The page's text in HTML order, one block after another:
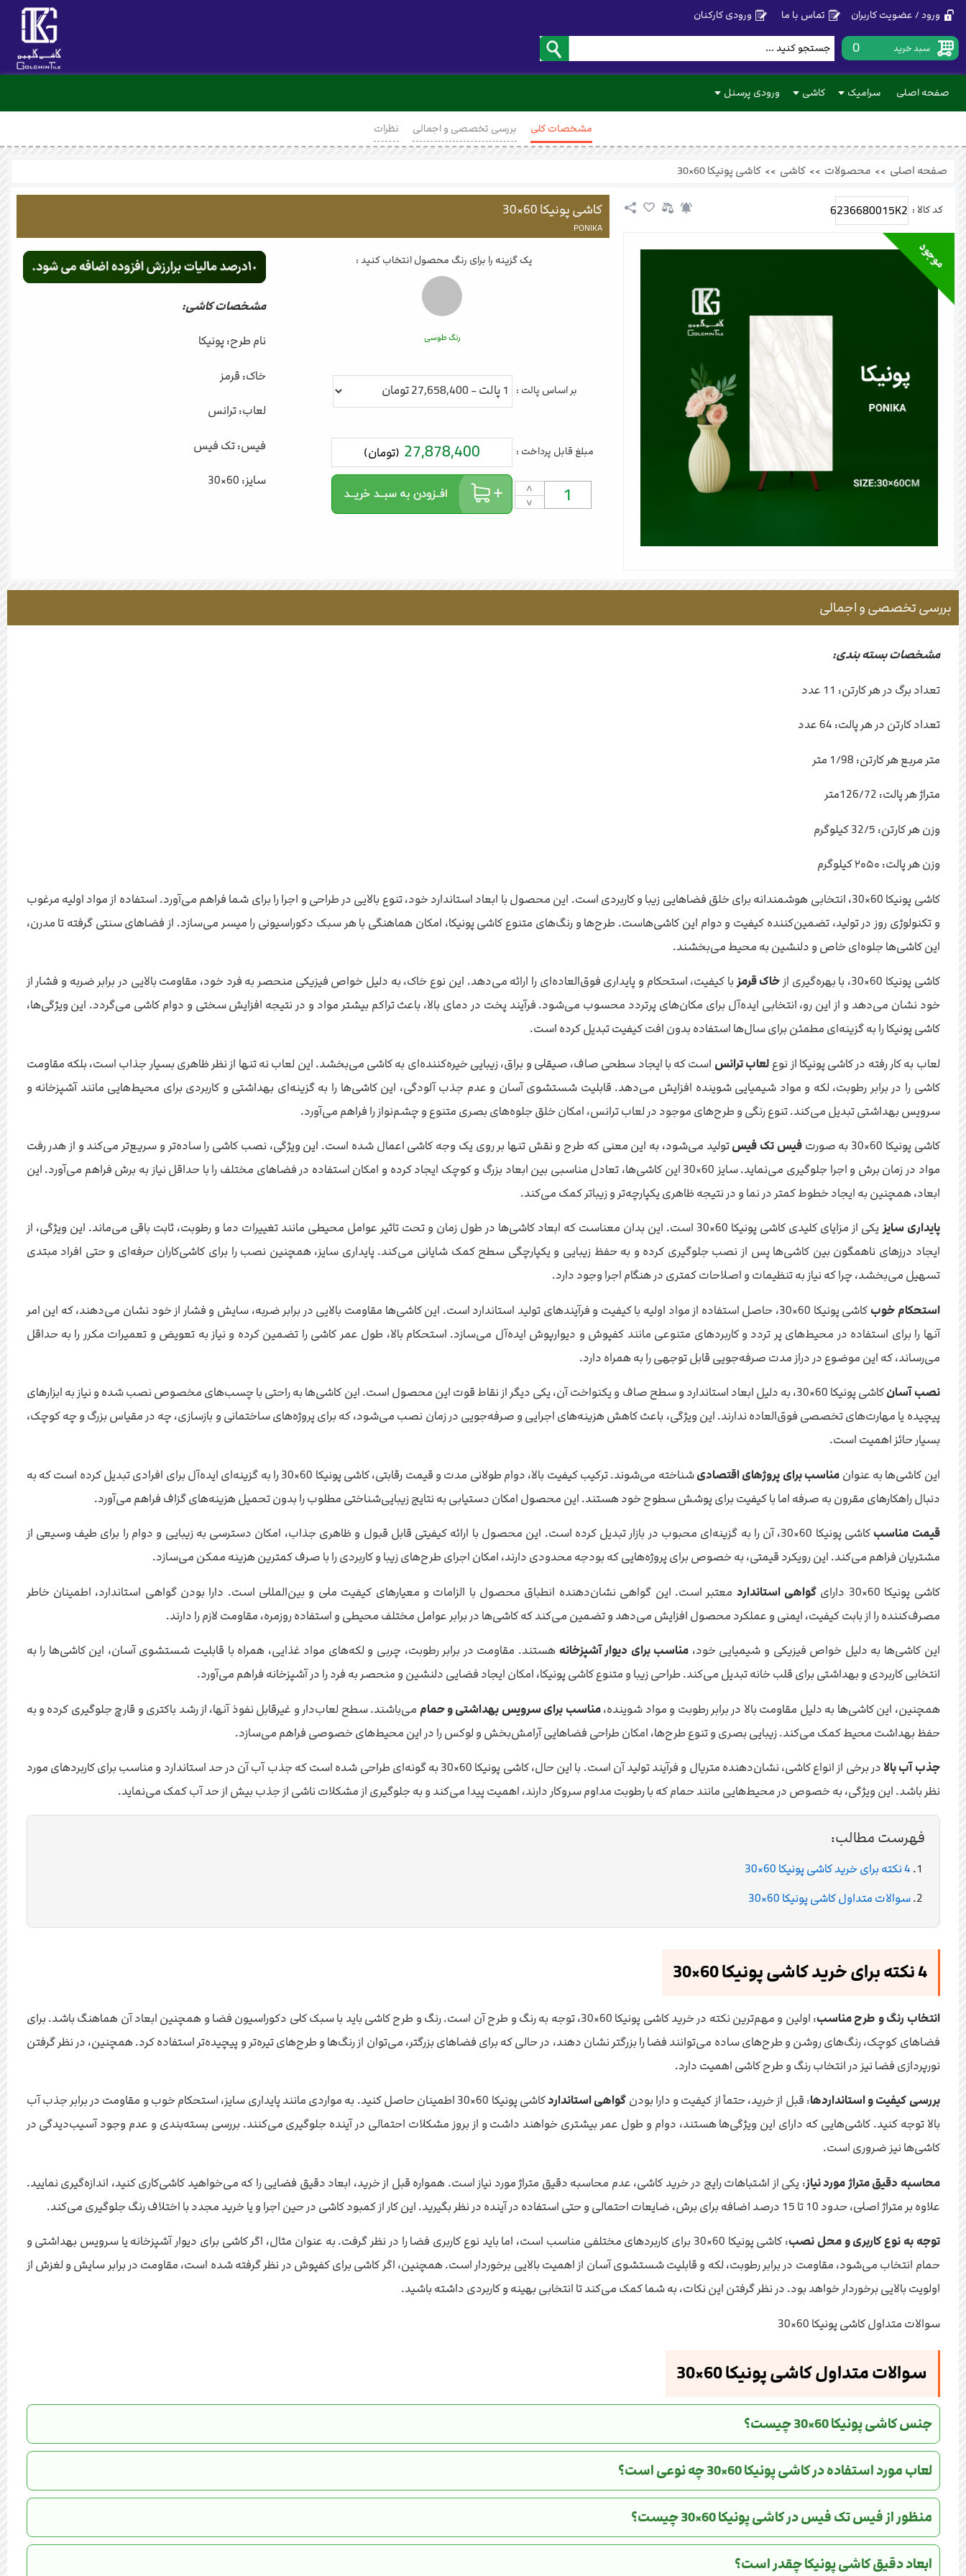
ورود / عضویت کاربران تماس با ما ورودی کارکنان
سبد خرید 0
صفحه اصلی سرامیک کاشی ورودی پرسنل
مشخصات کلی بررسی تخصصی و اجمالی نظرات
صفحه اصلی >> محصولات >> کاشی >> کاشی پونیکا 60×30
کد کالا : 6236680015K2 کاشی پونیکا 60×30
PONIKA
یک گزینه را برای رنگ محصول انتخاب کنید :
رنگ طوسی
بر اساس پالت :
مبلغ قابل پرداخت : 27,878,400 (تومان)
˄
˅
مشخصات کاشی:
نام طرح: پونیکا
خاک: قرمز
لعاب: ترانس
فیس: تک فیس
سایز: 60×30
بررسی تخصصی و اجمالی
مشخصات بسته بندی:
تعداد برگ در هر کارتن: 11 عدد
تعداد کارتن در هر پالت: 64 عدد
متر مربع هر کارتن: 1/98 متر
متراژ هر پالت: 126/72متر
وزن هر کارتن: 32/5 کیلوگرم
وزن هر پالت: ۲۰۵۰ کیلوگرم
کاشی پونیکا 60×30، انتخابی هوشمندانه برای خلق فضاهایی زیبا و کاربردی است. این محصول با ابعاد استاندارد خود، تنوع بالایی در طراحی و اجرا را برای شما فراهم می‌آورد. استفاده از مواد اولیه مرغوب
و تکنولوژی روز در تولید، تضمین‌کننده کیفیت و دوام این کاشی‌هاست. طرح‌ها و رنگ‌های متنوع کاشی پونیکا، امکان هماهنگی با هر سبک دکوراسیونی را میسر می‌سازد. از فضاهای سنتی گرفته تا مدرن،
این کاشی‌ها جلوه‌ای خاص و دلنشین به محیط می‌بخشند.
کاشی پونیکا 60×30، با بهره‌گیری از خاک قرمزبا کیفیت، استحکام و پایداری فوق‌العاده‌ای را ارائه می‌دهد. این نوع خاک، به دلیل خواص فیزیکی منحصر به فرد خود، مقاومت بالایی در برابر ضربه و فشار از
خود نشان می‌دهد و از این رو، انتخابی ایده‌آل برای مکان‌های پرتردد محسوب می‌شود. فرآیند پخت در دمای بالا، باعث تراکم بیشتر مواد و در نتیجه افزایش سختی و دوام کاشی می‌گردد. این ویژگی‌ها،
کاشی پونیکا را به گزینه‌ای مطمئن برای سال‌ها استفاده بدون افت کیفیت تبدیل کرده است.
لعاب به کار رفته در کاشی پونیکا از نوع لعاب ترانس است که با ایجاد سطحی صاف، صیقلی و براق، زیبایی خیره‌کننده‌ای به کاشی می‌بخشد. این لعاب نه تنها از نظر ظاهری بسیار جذاب است، بلکه مقاومت
کاشی را در برابر رطوبت، لکه و مواد شیمیایی شوینده افزایش می‌دهد. قابلیت شستشوی آسان و عدم جذب آلودگی، این کاشی‌ها را به گزینه‌ای بهداشتی و کاربردی برای محیط‌هایی مانند آشپزخانه و
سرویس بهداشتی تبدیل می‌کند. تنوع رنگی و طرح‌های موجود در لعاب ترانس، امکان خلق جلوه‌های بصری متنوع و چشم‌نواز را فراهم می‌آورد.
کاشی پونیکا 60×30 به صورت فیس تک فیستولید می‌شود، به این معنی که طرح و نقش تنها بر روی یک وجه کاشی اعمال شده است. این ویژگی، نصب کاشی را ساده‌تر و سریع‌تر می‌کند و از هدر رفت
مواد در زمان برش و اجرا جلوگیری می‌نماید. سایز 60×30 این کاشی‌ها، تعادل مناسبی بین ابعاد بزرگ و کوچک ایجاد کرده و امکان استفاده در فضاهای مختلف را با حداقل نیاز به برش فراهم می‌آورد. این
ابعاد، همچنین به ایجاد خطوط کمتر در نما و در نتیجه ظاهری یکپارچه‌تر و زیباتر کمک می‌کند.
پایداری سایز
یکی از مزایای کلیدی کاشی پونیکا 60×30 است. این بدان معناست که ابعاد کاشی‌ها در طول زمان و تحت تاثیر عوامل محیطی مانند تغییرات دما و رطوبت، ثابت باقی می‌ماند. این ویژگی، از
ایجاد درزهای ناهمگون بین کاشی‌ها پس از نصب جلوگیری کرده و به حفظ زیبایی و یکپارچگی سطح کمک شایانی می‌کند. پایداری سایز، همچنین نصب را برای کاشی‌کاران حرفه‌ای و حتی افراد مبتدی
تسهیل می‌بخشد، چرا که نیاز به تنظیمات و اصلاحات کمتری در هنگام اجرا وجود دارد.
استحکام خوب
کاشی پونیکا 60×30، حاصل استفاده از مواد اولیه با کیفیت و فرآیندهای تولید استاندارد است. این کاشی‌ها مقاومت بالایی در برابر ضربه، سایش و فشار از خود نشان می‌دهند، که این امر
آنها را برای استفاده در محیط‌های پر تردد و کاربردهای متنوعی مانند کفپوش و دیوارپوش ایده‌آل می‌سازد. استحکام بالا، طول عمر کاشی را تضمین کرده و نیاز به تعویض و تعمیرات مکرر را به حداقل
می‌رساند، که این موضوع در دراز مدت صرفه‌جویی قابل توجهی را به همراه دارد.
نصب آسان
کاشی پونیکا 60×30، به دلیل ابعاد استاندارد و سطح صاف و یکنواخت آن، یکی دیگر از نقاط قوت این محصول است. این کاشی‌ها به راحتی با چسب‌های مخصوص نصب شده و نیاز به ابزارهای
پیچیده یا مهارت‌های تخصصی فوق‌العاده ندارند. این ویژگی، باعث کاهش هزینه‌های اجرایی و صرفه‌جویی در زمان نصب می‌شود، که برای پروژه‌های ساختمانی و بازسازی، چه در مقیاس بزرگ و چه کوچک،
بسیار حائز اهمیت است.
این کاشی‌ها به عنوان مناسب برای پروژهای اقتصادی
شناخته می‌شوند. ترکیب کیفیت بالا، دوام طولانی مدت و قیمت رقابتی، کاشی پونیکا 60×30 را به گزینه‌ای ایده‌آل برای افرادی تبدیل کرده است که به
دنبال راهکارهای مقرون به صرفه اما با کیفیت برای پوشش سطوح خود هستند. این محصول امکان دستیابی به نتایج زیبایی‌شناختی مطلوب را بدون تحمیل هزینه‌های گزاف فراهم می‌آورد.
قیمت مناسب
کاشی پونیکا 60×30، آن را به گزینه‌ای محبوب در بازار تبدیل کرده است. این محصول با ارائه کیفیتی قابل قبول و ظاهری جذاب، امکان دسترسی به زیبایی و دوام را برای طیف وسیعی از
مشتریان فراهم می‌کند. این رویکرد قیمتی، به خصوص برای پروژه‌هایی که بودجه محدودی دارند، امکان اجرای طرح‌های زیبا و کاربردی را با صرف کمترین هزینه ممکن می‌سازد.
کاشی پونیکا 60×30 دارای گواهی استاندارد معتبر است. این گواهی نشان‌دهنده انطباق محصول با الزامات و معیارهای کیفیت ملی و بین‌المللی است. دارا بودن گواهی استاندارد، اطمینان خاطر
مصرف‌کننده را از بابت کیفیت، ایمنی و عملکرد محصول افزایش می‌دهد و تضمین می‌کند که کاشی‌ها در برابر عوامل مختلف محیطی و استفاده روزمره، مقاومت لازم را دارند.
این کاشی‌ها به دلیل خواص فیزیکی و شیمیایی خود، مناسب برای دیوار آشپزخانه هستند. مقاومت در برابر رطوبت، چربی و لکه‌های مواد غذایی، همراه با قابلیت شستشوی آسان، این کاشی‌ها را به
انتخابی کاربردی و بهداشتی برای قلب خانه تبدیل می‌کند. طراحی زیبا و متنوع کاشی پونیکا، امکان ایجاد فضایی دلنشین و منحصر به فرد را در آشپزخانه فراهم می‌آورد.
همچنین، این کاشی‌ها به دلیل مقاومت بالا در برابر رطوبت و مواد شوینده،مناسب برای سرویس بهداشتی و حمام می‌باشند. سطح لعاب‌دار و غیرقابل نفوذ آنها، از رشد باکتری و قارچ جلوگیری کرده و به
حفظ بهداشت محیط کمک می‌کند. زیبایی بصری و تنوع طرح‌ها، امکان طراحی فضاهایی آرامش‌بخش و لوکس را در این محیط‌های خصوصی فراهم می‌سازد.
جذب آب بالا
در برخی از انواع کاشی، نشان‌دهنده متریال و فرآیند تولید آن است. با این حال، کاشی پونیکا 60×30 به گونه‌ای طراحی شده است که جذب آب آن در حد استاندارد و مناسب برای کاربردهای مورد
نظر باشد. این ویژگی، به خصوص در محیط‌هایی مانند حمام که با رطوبت مداوم سروکار دارند، اهمیت پیدا می‌کند و به جلوگیری از مشکلات ناشی از جذب بیش از حد آب کمک می‌نماید.
فهرست مطالب:
4 نکته برای خرید کاشی پونیکا 60×30
سوالات متداول کاشی پونیکا 60×30
4 نکته برای خرید کاشی پونیکا 60×30
انتخاب رنگ و طرح مناسب
: اولین و مهم‌ترین نکته در خرید کاشی پونیکا 60×30، توجه به رنگ و طرح آن است. رنگ و طرح کاشی باید با سبک کلی دکوراسیون فضا و همچنین ابعاد آن هماهنگ باشد. برای
فضاهای کوچک، رنگ‌های روشن و طرح‌های ساده می‌توانند فضا را بزرگتر نشان دهند، در حالی که برای فضاهای بزرگتر، می‌توان از رنگ‌ها و طرح‌های تیره‌تر و پیچیده‌تر استفاده کرد. همچنین، در نظر گرفتن
نورپردازی فضا نیز در انتخاب رنگ و طرح کاشی اهمیت دارد.
بررسی کیفیت و استانداردها: قبل از خرید، حتماً از کیفیت و دارا بودن گواهی استاندارد
کاشی پونیکا 60×30 اطمینان حاصل کنید. به مواردی مانند پایداری سایز، استحکام خوب و مقاومت در برابر جذب آب
بالا توجه کنید. کاشی‌هایی که دارای این ویژگی‌ها هستند، دوام و طول عمر بیشتری خواهند داشت و از بروز مشکلات احتمالی در آینده جلوگیری می‌کنند. بررسی بسته‌بندی و عدم وجود آسیب‌دیدگی در
کاشی‌ها نیز ضروری است.
محاسبه دقیق متراژ مورد نیاز: یکی از اشتباهات رایج در خرید کاشی، عدم محاسبه دقیق متراژ مورد نیاز است. همواره قبل از خرید، ابعاد دقیق فضایی را که می‌خواهید کاشی‌کاری کنید، اندازه‌گیری نمایید.
علاوه بر متراژ اصلی، حدود 10 تا 15 درصد اضافه برای برش، ضایعات احتمالی و حتی استفاده در آینده در نظر بگیرید. این کار از کمبود کاشی در حین اجرا و یا خرید مجدد با اختلاف رنگ جلوگیری می‌کند.
توجه به نوع کاربری و محل نصب
: کاشی پونیکا 60×30 برای کاربردهای مختلفی مناسب است، اما باید نوع کاربری فضا را در نظر گرفت. به عنوان مثال، اگر کاشی برای دیوار آشپزخانه یا سرویس بهداشتی و
حمام انتخاب می‌شود، مقاومت در برابر رطوبت، لکه و قابلیت شستشوی آسان از اهمیت بالایی برخوردار است. همچنین، اگر کاشی برای کفپوش در نظر گرفته شده است، مقاومت در برابر سایش و لغزش از
اولویت بالایی برخوردار خواهد بود. در نظر گرفتن این نکات، به شما کمک می‌کند تا انتخابی بهینه و کاربردی داشته باشید.
سوالات متداول کاشی پونیکا 60×30
سوالات متداول کاشی پونیکا 60×30
جنس کاشی پونیکا 60×30 چیست؟
لعاب مورد استفاده در کاشی پونیکا 60×30 چه نوعی است؟
منظور از فیس تک فیس در کاشی پونیکا 60×30 چیست؟
ابعاد دقیق کاشی پونیکا چقدر است؟